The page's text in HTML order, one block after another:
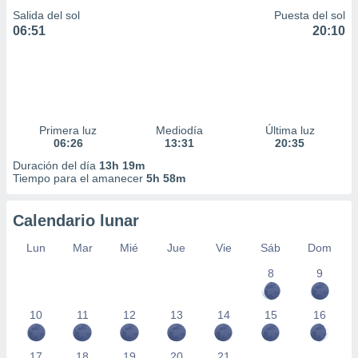
perfiles
uso de
contenido
medir el
del
de
de
uso de
Salida del sol
06:51
Puesta del sol
20:10
Primera luz
06:26
Mediodía
13:31
Última luz
20:35
Duración del día 13h 19m
Tiempo para el amanecer 5h 58m
Calendario lunar
Lun Mar Mié Jue Vie Sáb
Dom
8
9
10 11 12 13 14 15 16